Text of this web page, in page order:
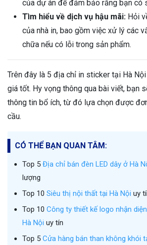
của dự án để đảm bảo rằng bạn có
Tìm hiểu về dịch vụ hậu mãi: Hỏi
của nhà in, bao gồm việc xử lý các
chữa nếu có lỗi trong sản phẩm.
Trên đây là 5 địa chỉ in sticker tại Hà
giá tốt. Hy vọng thông qua bài viết, bạn
thông tin bổ ích, từ đó lựa chọn được
cầu.
CÓ THỂ BẠN QUAN TÂM:
Top 5 Địa chỉ bán đèn LED dây ở Hà
lượng
Top 10 Siêu thị nội thất tại Hà Nội uy
Top 10 Công ty thiết kế logo nhận
Hà Nội uy tín
Top 5 Cửa hàng bán than không khói